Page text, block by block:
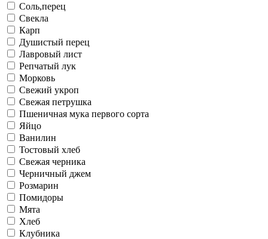
Соль,перец
Свекла
Карп
Душистый перец
Лавровый лист
Репчатый лук
Морковь
Свежий укроп
Свежая петрушка
Пшеничная мука первого сорта
Яйцо
Ванилин
Тостовый хлеб
Свежая черника
Черничный джем
Розмарин
Помидоры
Мята
Хлеб
Клубника